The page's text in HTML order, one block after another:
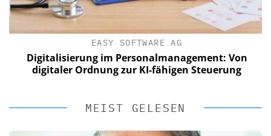
EASY SOFTWARE AG
Digitalisierung im Personalmanagement: Von
digitaler Ordnung zur KI-fähigen Steuerung
MEIST GELESEN